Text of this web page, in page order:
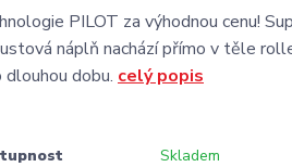
PILOT za výhodnou cenu!
náplň nachází přímo v těle
dlouhou dobu. celý popis
Skladem